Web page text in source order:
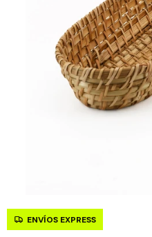
ENVÍOS EXPRESS